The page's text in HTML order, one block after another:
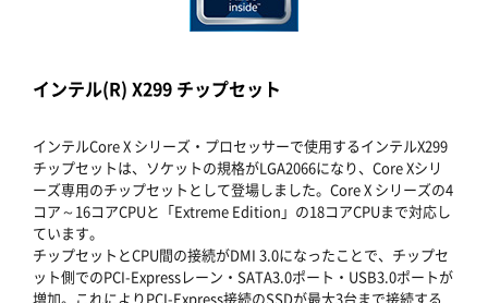
インテル(R) X299 チップセット
インテルCore X シリーズ・プロセッサーで使用するインテルX299
チップセットは、ソケットの規格がLGA2066になり、Core Xシリ
ーズ専用のチップセットとして登場しました。Core X シリーズの4
コア～16コアCPUと「Extreme Edition」の18コアCPUまで対応し
ています。
チップセットとCPU間の接続がDMI 3.0になったことで、チップセ
ット側でのPCI-Expressレーン・SATA3.0ポート・USB3.0ポートが
増加。これによりPCI-Express接続のSSDが最大3台まで接続する